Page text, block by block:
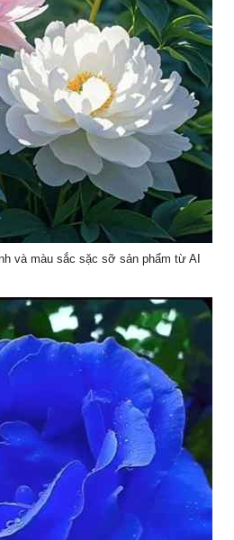
và màu sắc sặc sỡ sản phẩm từ AI